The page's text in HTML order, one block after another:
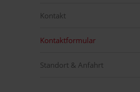
Kontakt
Kontaktformular
Standort & Anfahrt